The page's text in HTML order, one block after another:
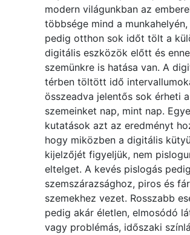
modern világunkban az
többsége mind a munkahelyén,
pedig otthon sok időt tölt a
digitális eszközök előtt és
szemünkre is hatása van. A
térben töltött idő
összeadva jelentős sok érheti a
szemeinket nap, mint nap.
kutatások azt az eredményt
hogy miközben a digitális
kijelzőjét figyeljük, nem
eltelget. A kevés pislogás pedig
szemszárazsághoz, piros és
szemekhez vezet. Rosszabb
pedig akár életlen, elmosódó
vagy problémás, időszaki